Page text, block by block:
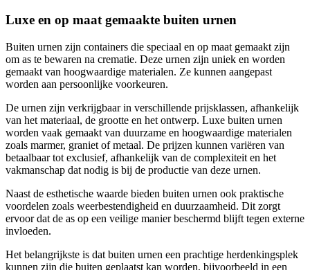
Luxe en op maat gemaakte buiten urnen
Buiten urnen zijn containers die speciaal en op maat gemaakt zijn
om as te bewaren na crematie. Deze urnen zijn uniek en worden
gemaakt van hoogwaardige materialen. Ze kunnen aangepast
worden aan persoonlijke voorkeuren.
De urnen zijn verkrijgbaar in verschillende prijsklassen, afhankelijk
van het materiaal, de grootte en het ontwerp. Luxe buiten urnen
worden vaak gemaakt van duurzame en hoogwaardige materialen
zoals marmer, graniet of metaal. De prijzen kunnen variëren van
betaalbaar tot exclusief, afhankelijk van de complexiteit en het
vakmanschap dat nodig is bij de productie van deze urnen.
Naast de esthetische waarde bieden buiten urnen ook praktische
voordelen zoals weerbestendigheid en duurzaamheid. Dit zorgt
ervoor dat de as op een veilige manier beschermd blijft tegen externe
invloeden.
Het belangrijkste is dat buiten urnen een prachtige herdenkingsplek
kunnen zijn die buiten geplaatst kan worden, bijvoorbeeld in een